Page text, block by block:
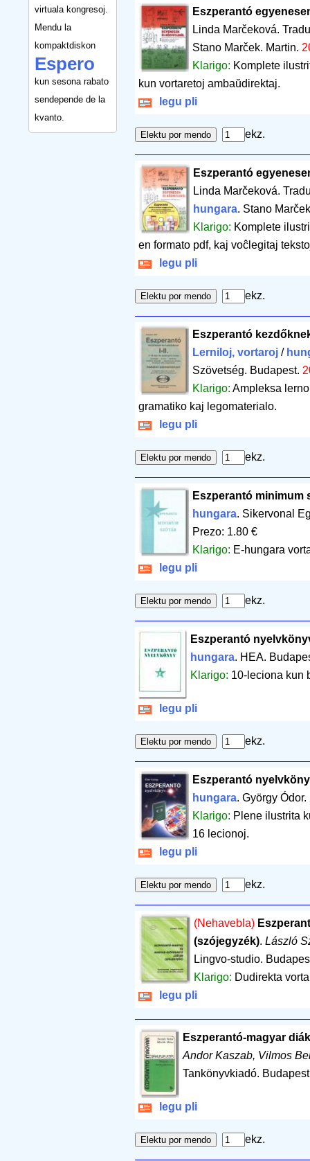
virtuala kongresoj.
Mendu la
kompaktdiskon
Espero
kun sesona rabato
sendepende de la
kvanto.
Eszperantó
Linda Marčeková.
Stano Marček. Martin.
Klarigo: Komplete
kun vortaretoj ambaŭdirektaj.
legu pli
ekz.
Eszperantó
Linda Marčeková.
hungara. Stano
Klarigo: Komplete
en formato pdf, kaj voĉlegitaj
legu pli
ekz.
Eszperantó
Lerniloj, vortaroj/
Szövetség. Budapest.
Klarigo: Ampleksa
gramatiko kaj legomaterialo.
legu pli
ekz.
Eszperantó minimum
hungara. Sikervonal
Prezo: 1.80 €
Klarigo: E-hungara
legu pli
ekz.
Eszperantó
hungara. HEA.
Klarigo: 10-leciona kun
legu pli
ekz.
Eszperantó
hungara. György Ódor.
Klarigo: Plene ilustrita
16 lecionoj.
legu pli
ekz.
(Nehavebla)
(szójegyzék).László
Lingvo-studio.
Klarigo: Dudirekta
legu pli
Eszperantó-magyar
Andor Kaszab, Vilmos
Tankönyvkiadó.
legu pli
ekz.